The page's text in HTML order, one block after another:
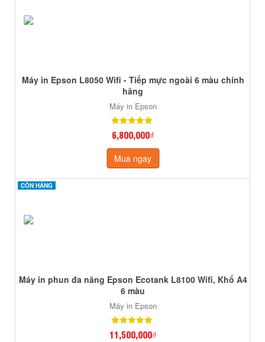
Máy in Epson L8050 Wifi - Tiếp mực ngoài 6 màu chính
hãng
Máy in Epson
6,800,000₫
Mua ngay
CÒN HÀNG
CÒN HÀNG
Máy in phun đa năng Epson Ecotank L8100 Wifi, Khổ A4
6 màu
Máy in Epson
11,500,000₫